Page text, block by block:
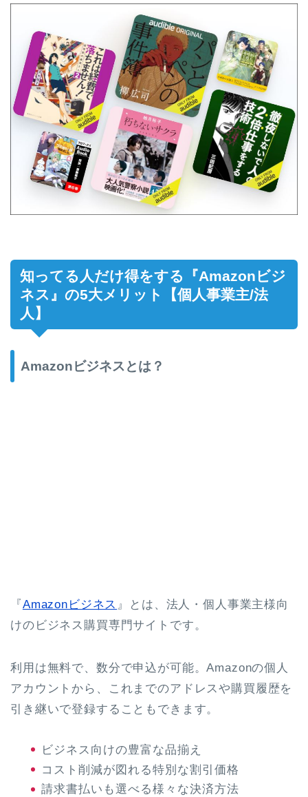
知ってる人だけ得をする『Amazonビジ
ネス』の5大メリット【個人事業主/法
人】
Amazonビジネスとは？
『Amazonビジネス 』とは、法人・個人事業主様向
けのビジネス購買専門サイトです。
利用は無料で、数分で申込が可能。Amazonの個人
アカウントから、これまでのアドレスや購買履歴を
引き継いで登録することもできます。
ビジネス向けの豊富な品揃え
コスト削減が図れる特別な割引価格
請求書払いも選べる様々な決済方法